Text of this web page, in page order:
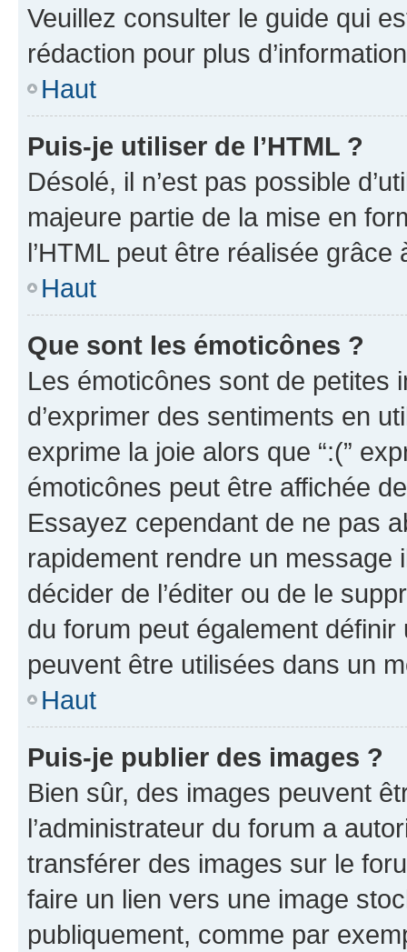
Veuillez consulter le guide qui
rédaction pour plus
Haut
Puis-je utiliser de l’HTML ?
Désolé, il n’est pas possible
majeure partie de la mise en
l’HTML peut être réalisée grâce
Haut
Que sont les émoticônes ?
Les émoticônes sont de petites
d’exprimer des sentiments en
exprime la joie alors que “:(”
émoticônes peut être affichée
Essayez cependant de ne pas
rapidement rendre un message
décider de l’éditer ou de le
du forum peut également définir
peuvent être utilisées dans un
Haut
Puis-je publier des images ?
Bien sûr, des images peuvent
l’administrateur du forum a
transférer des images sur le
faire un lien vers une image
publiquement, comme par